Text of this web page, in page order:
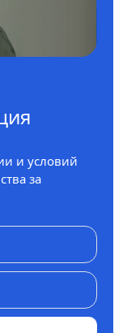
и условий
за